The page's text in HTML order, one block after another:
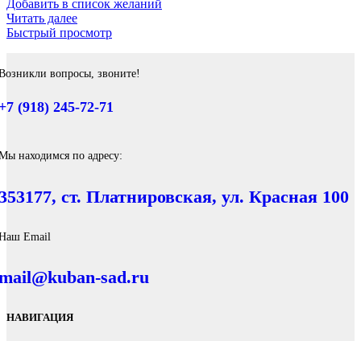
Добавить в список желаний
Читать далее
Быстрый просмотр
вопросы, звоните!
(918) 245-72-71
находимся по адресу:
ст. Платнировская, ул. Красная 100
Email
sad.ru
НАВИГАЦИЯ